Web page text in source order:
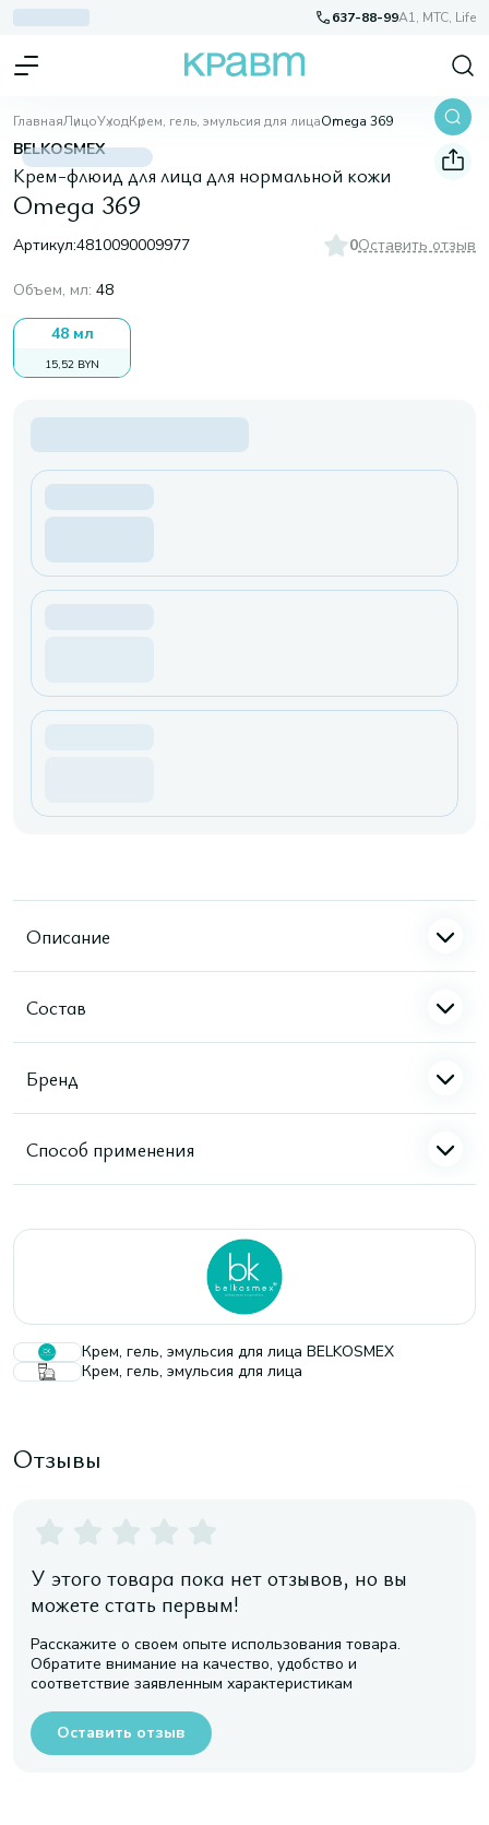
637-88-99A1, МТС, Life
ГлавнаяЛицоУходКрем, гель, эмульсия для лицаOmega 369
BELKOSMEX
Крем-флюид для лица для нормальной кожи
Omega 369
Артикул:4810090009977 0Оставить отзыв
Объем, мл: 48
48 мл
15,52 BYN
Описание
Состав
Бренд
Способ применения
Крем, гель, эмульсия для лица BELKOSMEX
Крем, гель, эмульсия для лица
Отзывы
У этого товара пока нет отзывов, но вы
можете стать первым!
Расскажите о своем опыте использования товара.
Обратите внимание на качество, удобство и
соответствие заявленным характеристикам
Оставить отзыв